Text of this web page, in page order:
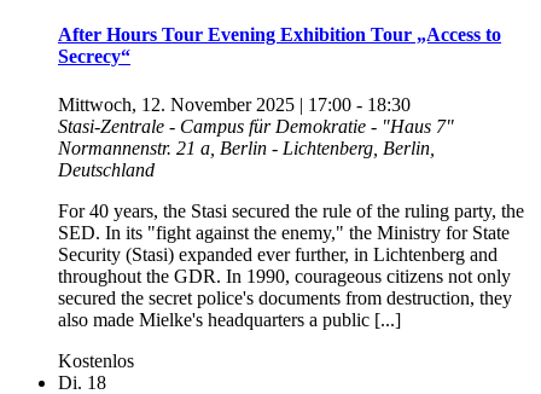
After Hours Tour Evening Exhibition Tour „Access to
Secrecy“
Mittwoch, 12. November 2025 | 17:00 - 18:30
Stasi-Zentrale - Campus für Demokratie - "Haus 7"
Normannenstr. 21 a, Berlin - Lichtenberg, Berlin,
Deutschland
For 40 years, the Stasi secured the rule of the ruling party, the
SED. In its "fight against the enemy," the Ministry for State
Security (Stasi) expanded ever further, in Lichtenberg and
throughout the GDR. In 1990, courageous citizens not only
secured the secret police's documents from destruction, they
also made Mielke's headquarters a public [...]
Kostenlos
Di. 18